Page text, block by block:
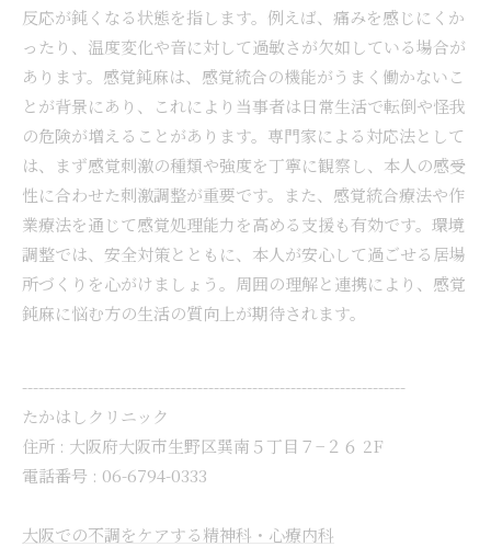
反応が鈍くなる状態を指します。例えば、痛みを感じにくか
ったり、温度変化や音に対して過敏さが欠如している場合が
あります。感覚鈍麻は、感覚統合の機能がうまく働かないこ
とが背景にあり、これにより当事者は日常生活で転倒や怪我
の危険が増えることがあります。専門家による対応法として
は、まず感覚刺激の種類や強度を丁寧に観察し、本人の感受
性に合わせた刺激調整が重要です。また、感覚統合療法や作
業療法を通じて感覚処理能力を高める支援も有効です。環境
調整では、安全対策とともに、本人が安心して過ごせる居場
所づくりを心がけましょう。周囲の理解と連携により、感覚
鈍麻に悩む方の生活の質向上が期待されます。
----------------------------------------------------------------------
たかはしクリニック
住所 : 大阪府大阪市生野区巽南５丁目７−２６ 2F
電話番号 : 06-6794-0333
大阪での不調をケアする精神科・心療内科